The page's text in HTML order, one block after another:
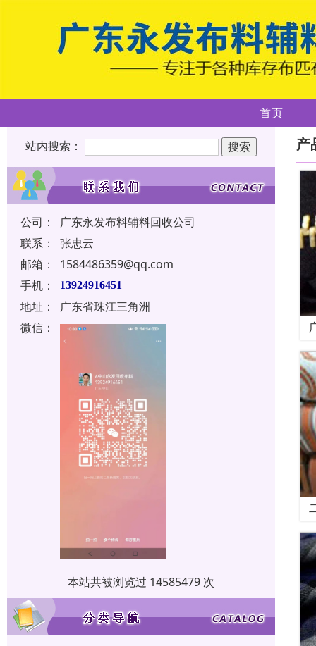
首页
站内搜索：
公司：
广东永发布料辅料回收公司
联系：
张忠云
邮箱：
1584486359@qq.com
手机：
13924916451
地址：
广东省珠江三角洲
微信：
本站共被浏览过 14585479 次
产